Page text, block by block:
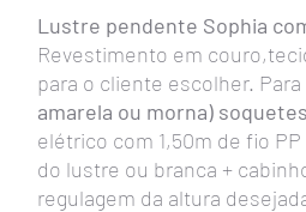
Lustre pendente Sophia
Revestimento em
para o cliente escolher. Para
amarela ou morna)
elétrico com 1,50m de fio
do lustre ou branca +
regulagem da altura